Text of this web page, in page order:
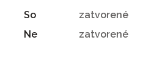
So
zatvorené
Ne
zatvorené